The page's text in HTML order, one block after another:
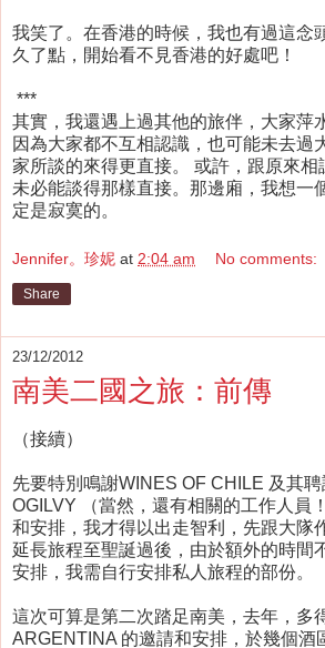
我笑了。在香港的時候，我也有過這念
久了點，開始看不見香港的好處吧！
***
其實，我還遇上過其他的旅伴，大家萍
因為大家都不互相認識，也可能未去過
家所談的來得更直接。 或許，跟原來
未必能談得那樣直接。那邊廂，我想一
定是寂寞的。
Jennifer。珍妮 at 2:04 am No comments:
Share
23/12/2012
南美二國之旅：前傳
（接續）
先要特別鳴謝WINES OF CHILE 及其聘
OGILVY （當然，還有相關的工作人員
和安排，我才得以出走智利，先跟大隊
延長旅程至聖誕過後，由於額外的時間
安排，我需自行安排私人旅程的部份。
這次可算是第二次踏足南美，去年，多
ARGENTINA 的邀請和安排，於幾個酒